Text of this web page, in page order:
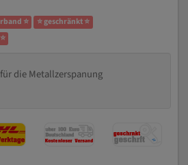
⭐
⭐ geschränkt ⭐
die Metallzerspanung